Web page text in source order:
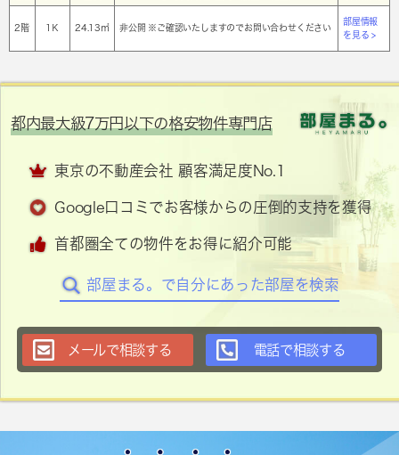
2階 1Ｋ 24.13㎡ 非公開 ※ご確認いたしますのでお問い合わせください
部屋情報
を見る >
都内最大級7万円以下の格安物件専門店
東京の不動産会社 顧客満足度No.1
Google口コミでお客様からの圧倒的支持を獲得
首都圏全ての物件をお得に紹介可能
部屋まる。で自分にあった部屋を検索
メールで相談する 電話で相談する